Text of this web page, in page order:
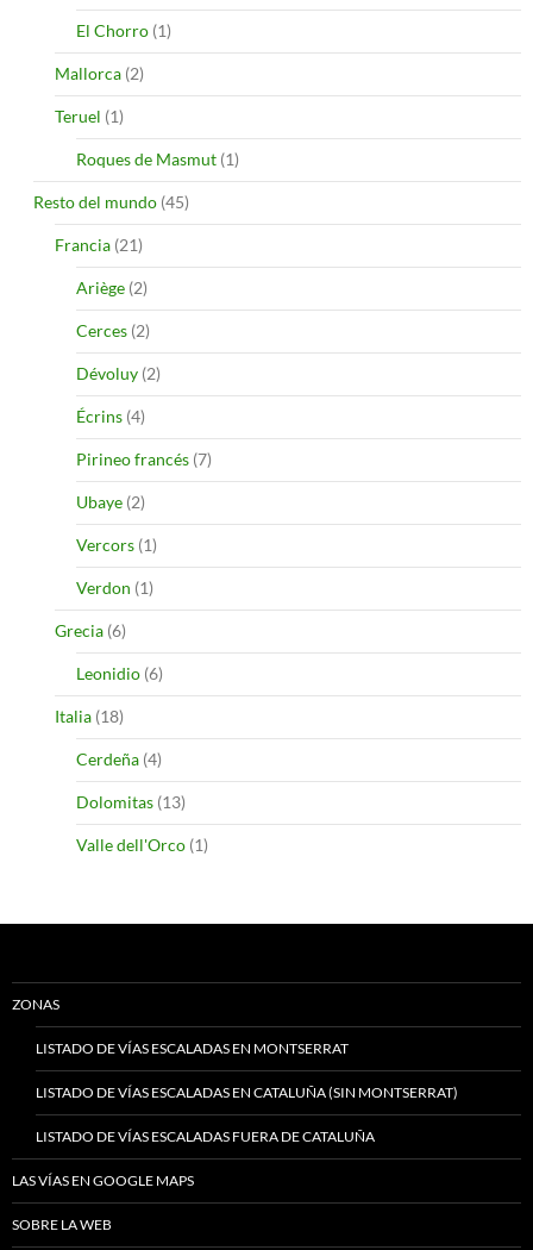
El Chorro (1)
Mallorca (2)
Teruel (1)
Roques de Masmut (1)
Resto del mundo (45)
Francia (21)
Ariège (2)
Cerces (2)
Dévoluy (2)
Écrins (4)
Pirineo francés (7)
Ubaye (2)
Vercors (1)
Verdon (1)
Grecia (6)
Leonidio (6)
Italia (18)
Cerdeña (4)
Dolomitas (13)
Valle dell'Orco (1)
ZONAS
LISTADO DE VÍAS ESCALADAS EN MONTSERRAT
LISTADO DE VÍAS ESCALADAS EN CATALUÑA (SIN MONTSERRAT)
LISTADO DE VÍAS ESCALADAS FUERA DE CATALUÑA
LAS VÍAS EN GOOGLE MAPS
SOBRE LA WEB